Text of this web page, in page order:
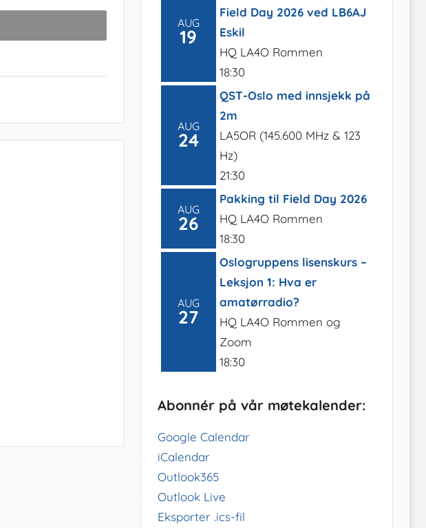
AUG
19
Field Day 2026 ved LB6AJ
Eskil
HQ LA4O Rommen
18:30
AUG
24
QST-Oslo med innsjekk på
2m
LA5OR (145.600 MHz & 123
Hz)
21:30
AUG
26
Pakking til Field Day 2026
HQ LA4O Rommen
18:30
AUG
27
Oslogruppens lisenskurs –
Leksjon 1: Hva er
amatørradio?
HQ LA4O Rommen og
Zoom
18:30
Abonnér på vår møtekalender:
Google Calendar
iCalendar
Outlook365
Outlook Live
Eksporter .ics-fil